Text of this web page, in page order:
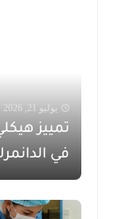
يوليو 21, 2026
تمييز
في